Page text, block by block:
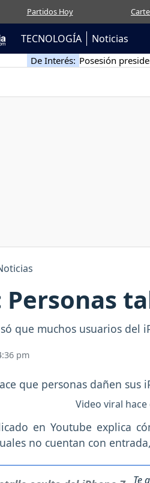
Partidos Hoy
TECNOLOGÍA Noticias
De Interés: Posesión
Personas
que muchos usuarios del
pm
Video viral
en Youtube explica
no cuentan con
Te